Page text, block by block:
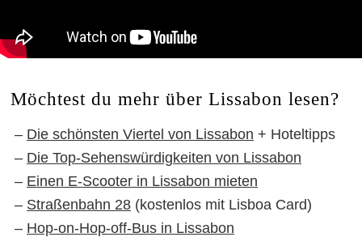
Möchtest du mehr über Lissabon lesen?
– Die schönsten Viertel von Lissabon + Hoteltipps
– Die Top-Sehenswürdigkeiten von Lissabon
– Einen E-Scooter in Lissabon mieten
– Straßenbahn 28 (kostenlos mit Lisboa Card)
– Hop-on-Hop-off-Bus in Lissabon